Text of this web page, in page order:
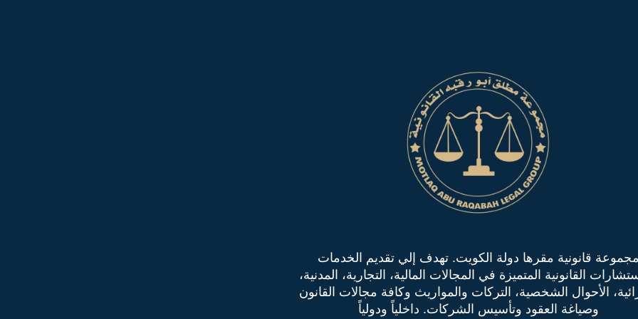
مجموعة قانونية مقرها دولة الكويت. تهدف إلي تقديم الخدمات
القانونية المتميزة في المجالات المالية، التجارية، المدنية،
الأحوال الشخصية، التركات والمواريث وكافة مجالات القانون
وصياغة العقود وتأسيس الشركات. داخلياً ودولياً